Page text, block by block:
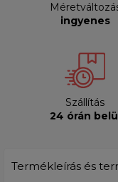
ingyenes
Szállítás
24 órán
Termékleírás és